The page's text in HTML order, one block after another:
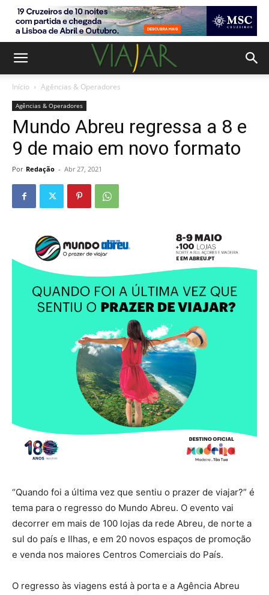
Início Agências & Operadores
Agências & Operadores
Mundo Abreu regressa a 8 e
9 de maio em novo formato
Por Redação - Abr 27, 2021
“Quando foi a última vez que sentiu o prazer de viajar?” é
tema para o regresso do Mundo Abreu. O evento vai
decorrer em mais de 100 lojas da rede Abreu, de norte a
sul do país e Ilhas, e em 20 novos espaços de promoção
e venda nos maiores Centros Comerciais do País.
O regresso às viagens está à porta e a Agência Abreu